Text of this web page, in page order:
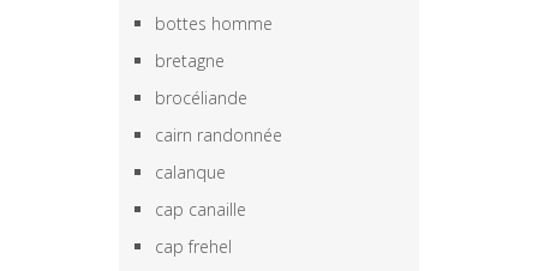
bottes homme
bretagne
brocéliande
cairn randonnée
calanque
cap canaille
cap frehel